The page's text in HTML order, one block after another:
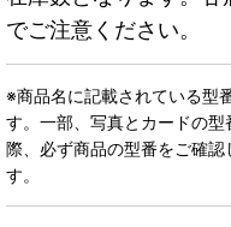
でご注意ください。
※商品名に記載されている型
す。一部、写真とカードの
際、必ず商品の型番をご確
す。